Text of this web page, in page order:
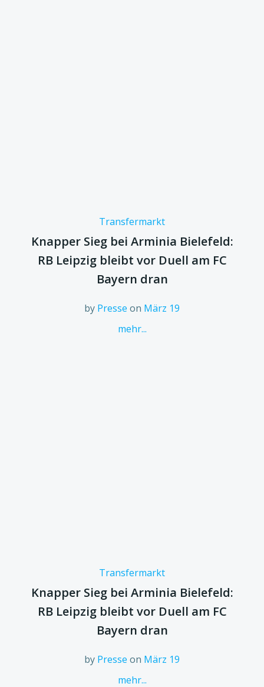
Transfermarkt
Knapper Sieg bei Arminia Bielefeld:
RB Leipzig bleibt vor Duell am FC
Bayern dran
by Presse on März 19
mehr...
Transfermarkt
Knapper Sieg bei Arminia Bielefeld:
RB Leipzig bleibt vor Duell am FC
Bayern dran
by Presse on März 19
mehr...